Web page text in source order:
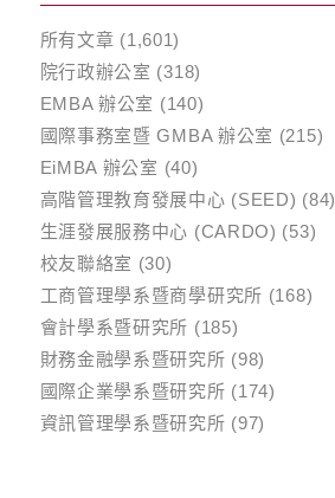
所有文章 (1,601)
院行政辦公室 (318)
EMBA 辦公室 (140)
國際事務室暨 GMBA 辦公室 (215)
EiMBA 辦公室 (40)
高階管理教育發展中心 (SEED) (84)
生涯發展服務中心 (CARDO) (53)
校友聯絡室 (30)
工商管理學系暨商學研究所 (168)
會計學系暨研究所 (185)
財務金融學系暨研究所 (98)
國際企業學系暨研究所 (174)
資訊管理學系暨研究所 (97)